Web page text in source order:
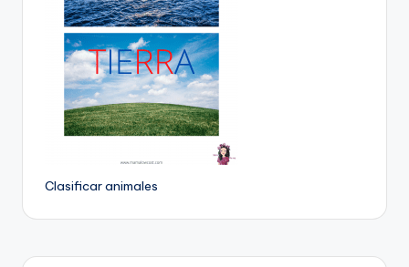
Clasificar animales